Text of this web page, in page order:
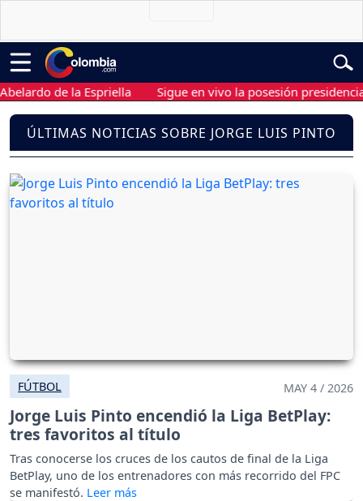
de la Espriella Sigue en vivo la posesión presidencial
ÚLTIMAS NOTICIAS SOBRE JORGE LUIS PINTO
FÚTBOL MAY 4 / 2026
Jorge Luis Pinto encendió la Liga BetPlay:
tres favoritos al título
Tras conocerse los cruces de los cautos de final de la Liga
BetPlay, uno de los entrenadores con más recorrido del FPC
se manifestó.